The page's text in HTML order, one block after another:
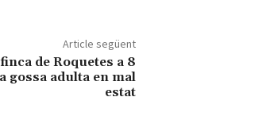
Article següent
de Roquetes a 8
gossa adulta en mal
estat